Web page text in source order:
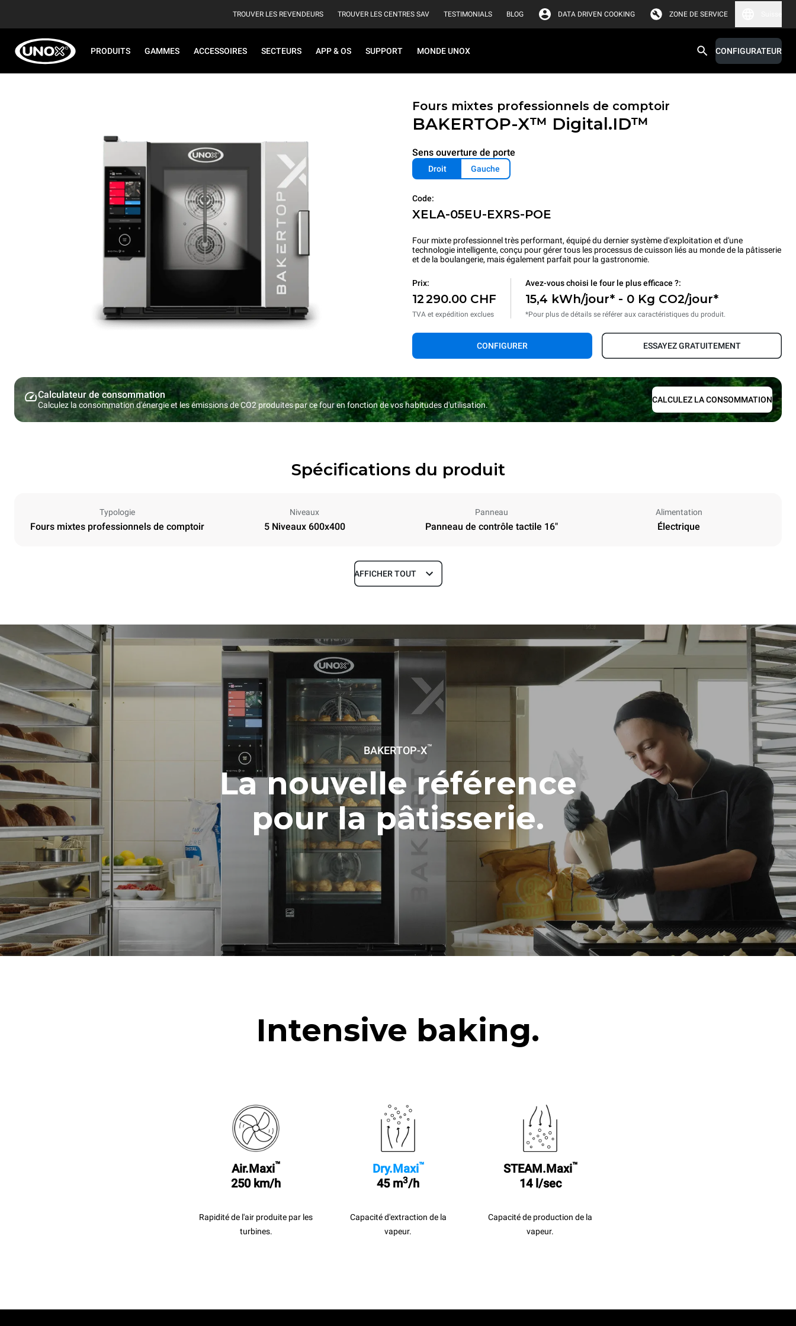
TROUVER LES REVENDEURS TROUVER LES CENTRES SAV TESTIMONIALS BLOG DATA DRIVEN COOKING ZONE DE SERVICE
PRODUITS GAMMES ACCESSOIRES SECTEURS APP & OS SUPPORT MONDE UNOX CONFIGURATEUR
Fours mixtes professionnels de comptoir
BAKERTOP-X™ Digital.ID™
Sens ouverture de porte
Droit Gauche
Code:
XELA-05EU-EXRS-POE
Four mixte professionnel très performant, équipé du dernier système d'exploitation et d'une
technologie intelligente, conçu pour gérer tous les processus de cuisson liés au monde de la pâtisserie
et de la boulangerie, mais également parfait pour la gastronomie.
Prix:
12 290.00 CHF
TVA et expédition exclues
Avez-vous choisi le four le plus efficace ?:
15,4 kWh/jour* - 0 Kg CO2/jour*
*Pour plus de détails se référer aux caractéristiques du produit.
CONFIGURER ESSAYEZ GRATUITEMENT
Calculateur de consommation
Calculez la consommation d'énergie et les émissions de CO2 produites par ce four en fonction de vos habitudes d'utilisation.
CALCULEZ LA CONSOMMATION
Spécifications du produit
Typologie
Fours mixtes professionnels de comptoir
Niveaux
5 Niveaux 600x400
Panneau
Panneau de contrôle tactile 16"
Alimentation
Électrique
Profondeur
100 kg
Caractéristiques de la plaque Nombre de plaques Taille de la plaque
600x400
Espace entre les plaques
Alimentation Tension
380-415V 3N~ / 220-240V 3~ / 220-240V
11,6 kW
Fréquence
50 / 60 Hz
Type de prise
NON INCLUS
Consommation en kwh et émissions de
co2
Consommation en kWh Émissions de CO2
Estimation calculée sur la base d'une utilisation
quotidienne du four (300 jours/an) :
L'estimation inclut uniquement les
émissions directes produites par le four.
Les émissions indirectes dépendent du
réseau énergétique auquel il est connecté;
ces dernières peuvent être éliminées en
choisissant d'acheter de l'énergie produite
à partir de sources renouvelables.
8 demi-charges de croissants
AFFICHER TOUT
BAKERTOP-X™
La nouvelle référence
pour la pâtisserie.
Intensive baking.
Air.Maxi™
250 km/h
Rapidité de l'air produite par les
turbines.
Dry.Maxi™
45 m3/h
Capacité d'extraction de la
vapeur.
STEAM.Maxi™
14 l/sec
Capacité de production de la
vapeur.